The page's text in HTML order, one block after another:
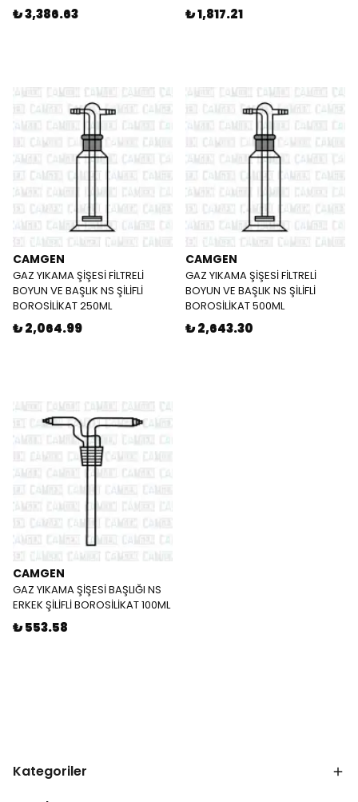
₺ 3,386.63 ₺ 1,817.21
CAMGEN
GAZ YIKAMA ŞİŞESİ FİLTRELİ
BOYUN VE BAŞLIK NS ŞİLİFLİ
BOROSİLİKAT 250ML
₺ 2,064.99
CAMGEN
GAZ YIKAMA ŞİŞESİ FİLTRELİ
BOYUN VE BAŞLIK NS ŞİLİFLİ
BOROSİLİKAT 500ML
₺ 2,643.30
CAMGEN
GAZ YIKAMA ŞİŞESİ BAŞLIĞI NS
ERKEK ŞİLİFLİ BOROSİLİKAT 100ML
₺ 553.58
Kategoriler